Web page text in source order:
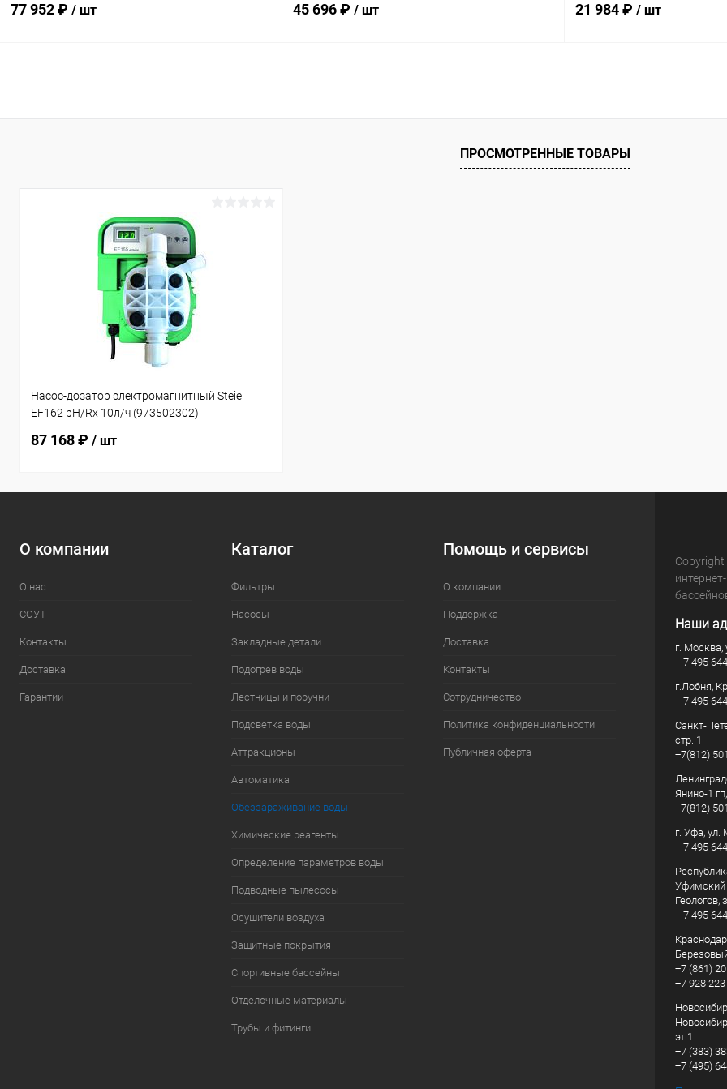
77 952 ₽ / шт
В избранное
45 696 ₽ / шт
В избранное
В наличии
21 984 ₽ / шт
В избранное
К сравнению
ПРОСМОТРЕННЫЕ ТОВАРЫ
Насос-дозатор электромагнитный Steiel
EF162 pH/Rx 10л/ч (973502302)
87 168 ₽ / шт
О компании
О нас
СОУТ
Контакты
Доставка
Гарантии
Каталог
Фильтры
Насосы
Закладные детали
Подогрев воды
Лестницы и поручни
Подсветка воды
Аттракционы
Автоматика
Обеззараживание воды
Химические реагенты
Определение параметров воды
Подводные пылесосы
Осушители воздуха
Защитные покрытия
Спортивные бассейны
Отделочные материалы
Трубы и фитинги
Помощь и сервисы
О компании
Поддержка
Доставка
Контакты
Сотрудничество
Политика конфиденциальности
Публичная оферта
Наши
г. Москва,
+ 7 495
г.Лобня,
+ 7 495
Санкт-
стр. 1
+7(812)
Янино-1
+7(812)
г. Уфа, ул.
+ 7 495
Уфимский
Геологов,
+ 7 495
+7 (861)
+7 928
эт.1.
+7 (383)
+7 (495)